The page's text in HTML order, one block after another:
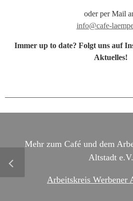
oder per Mail
info@cafe-
Immer up to date? Folgt uns auf
Aktuelles!
Mehr zum Café und dem
Altstadt e.V.
Arbeitskreis Werbener